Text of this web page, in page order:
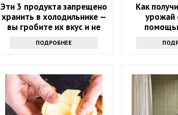
Эти 3 продукта запрещено
хранить в холодильнике —
вы гробите их вкус и не
ПОДРОБНЕЕ
Как
урожай